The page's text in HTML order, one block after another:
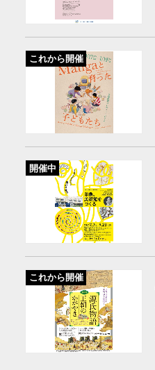
これから開催
開催中
これから開催